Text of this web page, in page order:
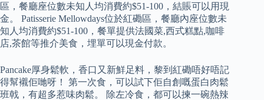
區，餐廳座位數未知人均消費約$51-100，結賬可以用現
金。 Patisserie Mellowdays位於紅磡區，餐廳內座位數未
知人均消費約$51-100，餐單提供法國菜,西式糕點,咖啡
店,茶館等推介美食，埋單可以現金付款。
Pancake厚身鬆軟，香口又新鮮足料，黎到紅磡唔好唔記
得幫襯佢哋呀！ 第一次食，可以試下佢自創嘅蛋白肉鬆
班戟，有超多惹味肉鬆。 除左冷食，都可以揀一碗熱辣